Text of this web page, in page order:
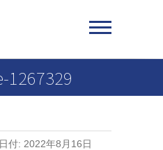
1267329
日付: 2022年8月16日